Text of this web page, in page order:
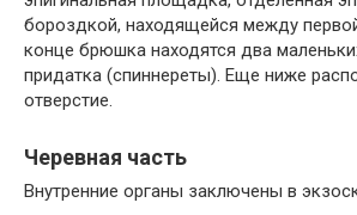
бороздкой, находящейся между
конце брюшка находятся два
придатка (спиннереты). Еще ниже
отверстие.
Черевная часть
Внутренние органы заключены в